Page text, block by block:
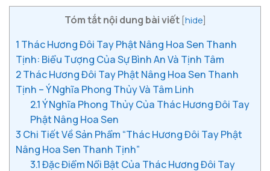
Tóm tắt nội dung bài viết [hide]
1 Thác Hương Đôi Tay Phật Nâng Hoa Sen Thanh
Tịnh: Biểu Tượng Của Sự Bình An Và Tịnh Tâm
2Thác Hương Đôi Tay Phật Nâng Hoa Sen Thanh
Tịnh – Ý Nghĩa Phong Thủy Và Tâm Linh
2.1Ý Nghĩa Phong Thủy Của Thác Hương Đôi Tay
Phật Nâng Hoa Sen
3 Chi Tiết Về Sản Phẩm “Thác Hương Đôi Tay Phật
Nâng Hoa Sen Thanh Tịnh”
3.1Đặc Điểm Nổi Bật Của Thác Hương Đôi Tay